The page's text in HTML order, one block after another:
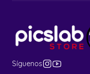
Síguenos